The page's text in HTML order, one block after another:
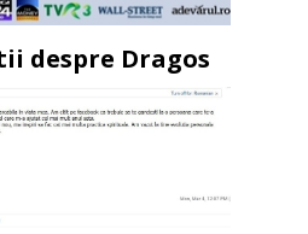
despre Dragos